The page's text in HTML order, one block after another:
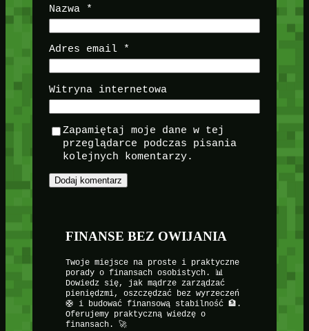
Nazwa *
Adres email *
Witryna internetowa
Zapamiętaj moje dane w tej
przeglądarce podczas pisania
kolejnych komentarzy.
FINANSE BEZ OWIJANIA
Twoje miejsce na proste i praktyczne
porady o finansach osobistych. 📊
Dowiedz się, jak mądrze zarządzać
pieniędzmi, oszczędzać bez wyrzeczeń
🛟 i budować finansową stabilność 🏦.
Oferujemy praktyczną wiedzę o
finansach. 🚀